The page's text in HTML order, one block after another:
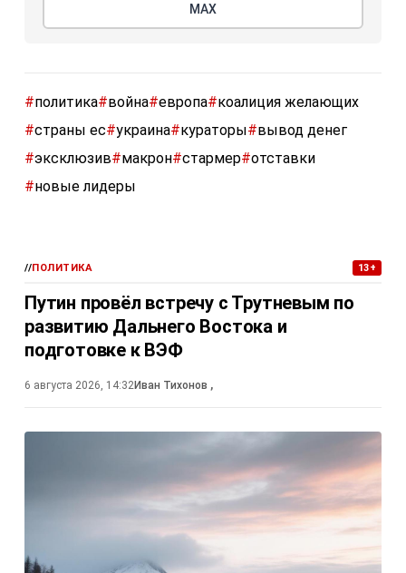
МАХ
#политика#война#европа#коалиция желающих
#страны ес#украина#кураторы#вывод денег
#эксклюзив#макрон#стармер#отставки
#новые лидеры
//ПОЛИТИКА 13+
Путин провёл встречу с Трутневым по
развитию Дальнего Востока и
подготовке к ВЭФ
6 августа 2026, 14:32Иван Тихонов ,